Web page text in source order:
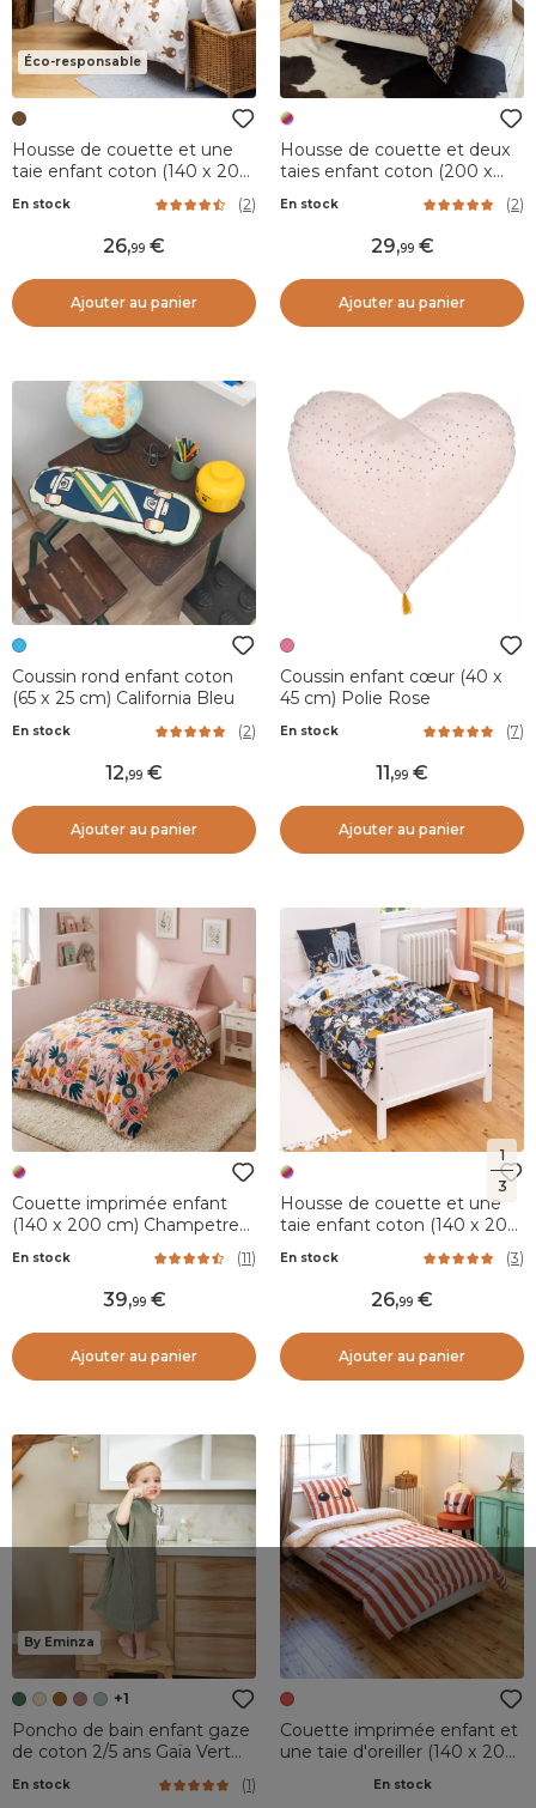
1
3
Éco-responsable
Housse de couette et une
taie enfant coton (140 x 200
En stock (2)
26,99
Ajouter au panier
Housse de couette et deux
taies enfant coton (200 x
Multicolore
En stock (2)
29,99
Ajouter au panier
Coussin rond enfant coton
(65 x 25 cm) California Bleu
En stock (2)
12,99
Ajouter au panier
Coussin enfant cœur (40 x
45 cm) Polie Rose
En stock (7)
11,99
Ajouter au panier
Couette imprimée enfant
(140 x 200 cm) Champetre
En stock (11)
39,99
Ajouter au panier
Housse de couette et une
taie enfant coton (140 x 200
En stock (3)
26,99
Ajouter au panier
By Eminza
+1
Poncho de bain enfant gaze
de coton 2/5 ans Gaïa Vert
En stock (1)
Couette imprimée enfant et
une taie d'oreiller (140 x 200
En stock